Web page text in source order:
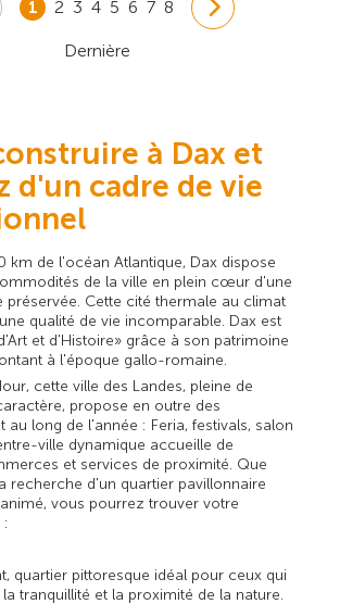
1 2 3 4 5 6 7 8
Dernière
à Dax et
d'un cadre de vie
km de l'océan Atlantique, Dax dispose
de la ville en plein cœur d'une
préservée. Cette cité thermale au climat
qualité de vie incomparable. Dax est
et d'Histoire » grâce à son patrimoine
à l'époque gallo-romaine.
cette ville des Landes, pleine de
propose en outre des
au long de l'année : Feria, festivals, salon
ville dynamique accueille de
et services de proximité. Que
recherche d'un quartier pavillonnaire
vous pourrez trouver votre
quartier pittoresque idéal pour ceux qui
tranquillité et la proximité de la nature.